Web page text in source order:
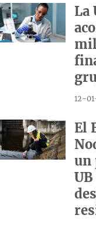
La
12-
El
un